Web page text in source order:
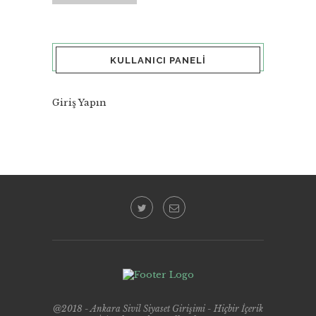
KULLANICI PANELI
Giriş Yapın
@2018 - Ankara Sivil Siyaset Girişimi - Hiçbir İçerik